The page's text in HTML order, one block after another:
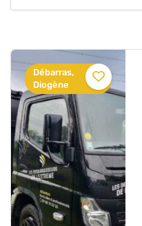
5.0 (6)
Débarras,
Diogène